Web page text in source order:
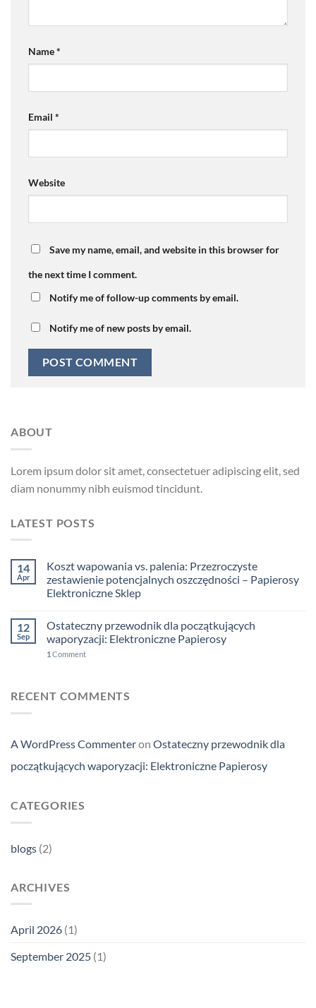
Name*
Email *
Website
Save my name, email, and website in this browser for
the next time I comment.
Notify me of follow-up comments by email.
Notify me of new posts by email.
ABOUT
Lorem ipsum dolor sit amet, consectetuer adipiscing elit, sed
diam nonummy nibh euismod tincidunt.
LATEST POSTS
14
Apr
Koszt wapowania vs. palenia: Przezroczyste
zestawienie potencjalnych oszczędności – Papierosy
Elektroniczne Sklep
12
Sep
Ostateczny przewodnik dla początkujących
waporyzacji: Elektroniczne Papierosy
1 Comment
RECENT COMMENTS
A WordPress Commenteron Ostateczny przewodnik dla
początkujących waporyzacji: Elektroniczne Papierosy
CATEGORIES
blogs (2)
ARCHIVES
April 2026 (1)
September 2025 (1)